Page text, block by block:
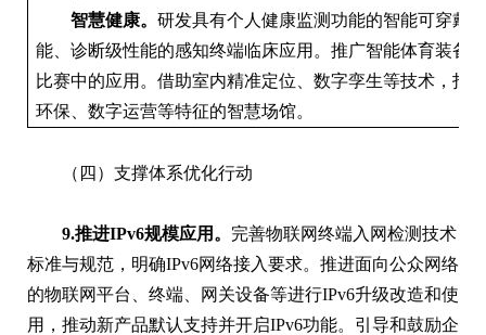
智慧健康。 研发具有个人健康监测功能的智能可穿戴
能、诊断级性能的感知终端临床应用。推广智能体育装备
比赛中的应用。借助室内精准定位、数字孪生等技术，打
环保、数字运营等特征的智慧场馆。
（四）支撑体系优化行动
9.推进IPv6规模应用。 完善物联网终端入网检测技术
标准与规范，明确IPv6网络接入要求。推进面向公众网络
的物联网平台、终端、网关设备等进行IPv6升级改造和使
用，推动新产品默认支持并开启IPv6功能。引导和鼓励企